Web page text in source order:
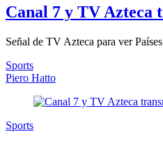
Canal 7 y TV Azteca
Señal de TV Azteca para ver
Sports
Piero Hatto
Sports